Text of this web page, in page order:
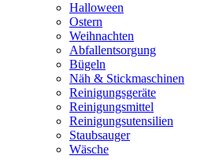
Halloween
Ostern
Weihnachten
Abfallentsorgung
Bügeln
Näh & Stickmaschinen
Reinigungsgeräte
Reinigungsmittel
Reinigungsutensilien
Staubsauger
Wäsche